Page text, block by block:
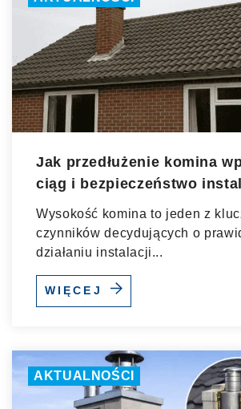
Jak przedłużenie komina
ciąg i bezpieczeństwo
grzewczej?
Wysokość komina to jeden z
czynników decydujących o
działaniu instalacji...
WIĘCEJ
AKTUALNOŚCI